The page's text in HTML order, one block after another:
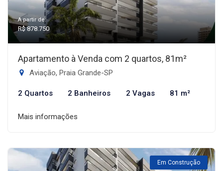
A partir de:
R$ 878.750
Apartamento à Venda com 2 quartos, 81m²
Aviação, Praia Grande-SP
2 Quartos 2 Banheiros 2 Vagas 81 m²
Mais informações
Em Construção